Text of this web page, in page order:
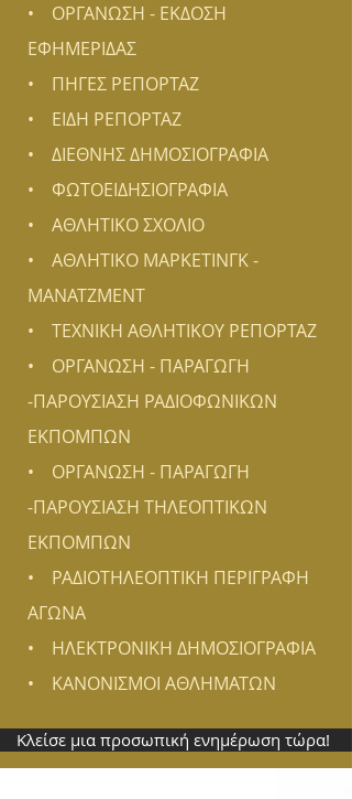
• ΟΡΓΑΝΩΣΗ - ΕΚΔΟΣΗ
ΕΦΗΜΕΡΙΔΑΣ
• ΠΗΓΕΣ ΡΕΠΟΡΤΑΖ
• ΕΙΔΗ ΡΕΠΟΡΤΑΖ
• ΔΙΕΘΝΗΣ ΔΗΜΟΣΙΟΓΡΑΦΙΑ
• ΦΩΤΟΕΙΔΗΣΙΟΓΡΑΦΙΑ
• ΑΘΛΗΤΙΚΟ ΣΧΟΛΙΟ
• ΑΘΛΗΤΙΚΟ ΜΑΡΚΕΤΙΝΓΚ -
ΜΑΝΑΤΖΜΕΝΤ
• ΤΕΧΝΙΚΗ ΑΘΛΗΤΙΚΟΥ ΡΕΠΟΡΤΑΖ
• ΟΡΓΑΝΩΣΗ - ΠΑΡΑΓΩΓΗ
-ΠΑΡΟΥΣΙΑΣΗ ΡΑΔΙΟΦΩΝΙΚΩΝ
ΕΚΠΟΜΠΩΝ
• ΟΡΓΑΝΩΣΗ - ΠΑΡΑΓΩΓΗ
-ΠΑΡΟΥΣΙΑΣΗ ΤΗΛΕΟΠΤΙΚΩΝ
ΕΚΠΟΜΠΩΝ
• ΡΑΔΙΟΤΗΛΕΟΠΤΙΚΗ ΠΕΡΙΓΡΑΦΗ
ΑΓΩΝΑ
• ΗΛΕΚΤΡΟΝΙΚΗ ΔΗΜΟΣΙΟΓΡΑΦΙΑ
• ΚΑΝΟΝΙΣΜΟΙ ΑΘΛΗΜΑΤΩΝ
Κλείσε μια προσωπική ενημέρωση τώρα!